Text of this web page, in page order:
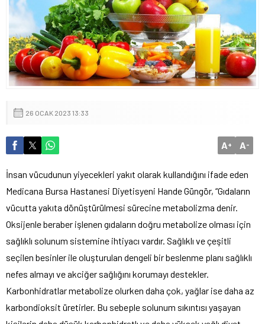
26 OCAK 2023 13:33
A+ A-
İnsan vücudunun yiyecekleri yakıt olarak kullandığını ifade eden
Medicana Bursa Hastanesi Diyetisyeni Hande Güngör, “Gıdaların
vücutta yakıta dönüştürülmesi sürecine metabolizma denir.
Oksijenle beraber işlenen gıdaların doğru metabolize olması için
sağlıklı solunum sistemine ihtiyacı vardır. Sağlıklı ve çeşitli
seçilen besinler ile oluşturulan dengeli bir beslenme planı sağlıklı
nefes almayı ve akciğer sağlığını korumayı destekler.
Karbonhidratlar metabolize olurken daha çok, yağlar ise daha az
karbondioksit üretirler. Bu sebeple solunum sıkıntısı yaşayan